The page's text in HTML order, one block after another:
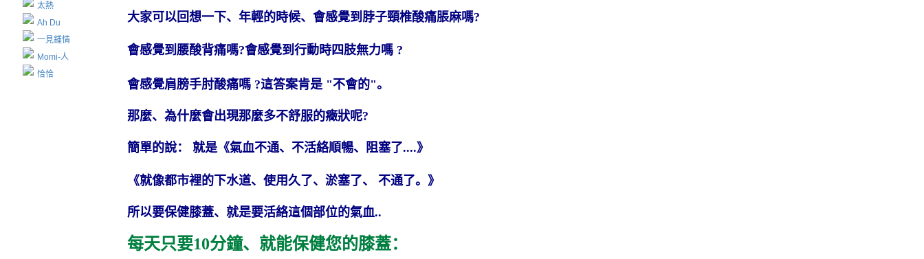
太熱
Ah Du
一見鍾情
Momi-人
恰恰
大家可以回想一下、年輕的時候、會感覺到脖子頸椎酸痛脹麻嗎?
會感覺到腰酸背痛嗎?會感覺到行動時四肢無力嗎 ?
會感覺肩膀手肘酸痛嗎 ?這答案肯是"不會的"。
那麼、為什麼會出現那麼多不舒服的癥狀呢?
簡單的說： 就是《氣血不通、不活絡順暢、阻塞了....》
《就像都市裡的下水道、使用久了、淤塞了、 不通了。》
所以要保健膝蓋、就是要活絡這個部位的氣血..
每天只要10分鐘、就能保健您的膝蓋：